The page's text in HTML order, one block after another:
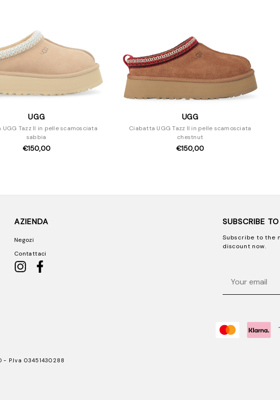
UGG
Tazz II in pelle scamosciata
sabbia
€150,00
UGG
Ciabatta UGG Tazz II in pelle scamosciata
chestnut
€150,00
AZIENDA
Negozi
Contattaci
SUBSCRIBE
Subscribe to the
discount now.
P.Iva 03451430288